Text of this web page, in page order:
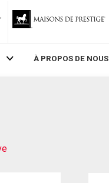
RLP
À PROPOS DE NOUS